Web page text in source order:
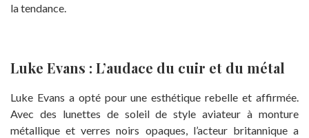
la tendance.
Luke Evans : L’audace du cuir et du métal
Luke Evans a opté pour une esthétique rebelle et affirmée.
Avec des lunettes de soleil de style aviateur à monture
métallique et verres noirs opaques, l’acteur britannique a